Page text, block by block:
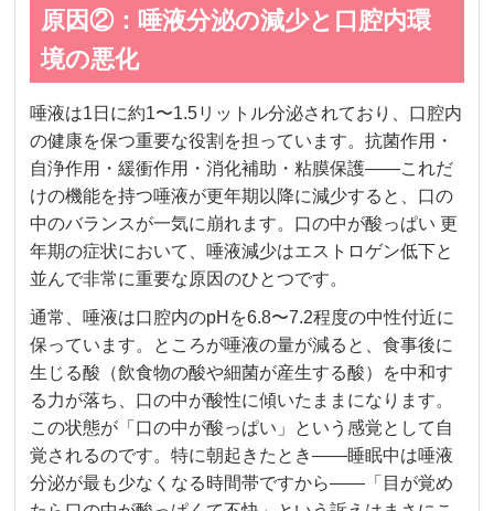
原因②：唾液分泌の減少と口腔内環
境の悪化
唾液は1日に約1〜1.5リットル分泌されており、口腔内
の健康を保つ重要な役割を担っています。抗菌作用・
自浄作用・緩衝作用・消化補助・粘膜保護——これだ
けの機能を持つ唾液が更年期以降に減少すると、口の
中のバランスが一気に崩れます。口の中が酸っぱい 更
年期の症状において、唾液減少はエストロゲン低下と
並んで非常に重要な原因のひとつです。
通常、唾液は口腔内のpHを6.8〜7.2程度の中性付近に
保っています。ところが唾液の量が減ると、食事後に
生じる酸（飲食物の酸や細菌が産生する酸）を中和す
る力が落ち、口の中が酸性に傾いたままになります。
この状態が「口の中が酸っぱい」という感覚として自
覚されるのです。特に朝起きたとき——睡眠中は唾液
分泌が最も少なくなる時間帯ですから——「目が覚め